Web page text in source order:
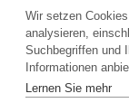
Wir setzen
analysieren,
Suchbegriffen und
Informationen
Lernen Sie mehr